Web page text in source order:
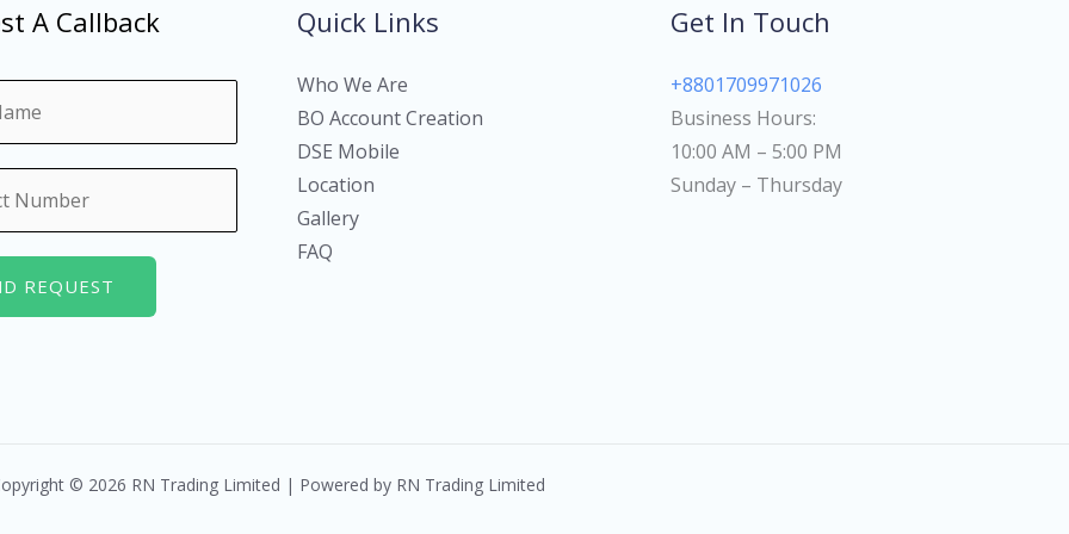
A Callback
REQUEST
Quick Links
Who We Are
BO Account Creation
DSE Mobile
Location
Gallery
FAQ
Get In Touch
+8801709971026
Business Hours:
10:00 AM – 5:00 PM
Sunday – Thursday
© 2026 RN Trading Limited | Powered by RN Trading Limited